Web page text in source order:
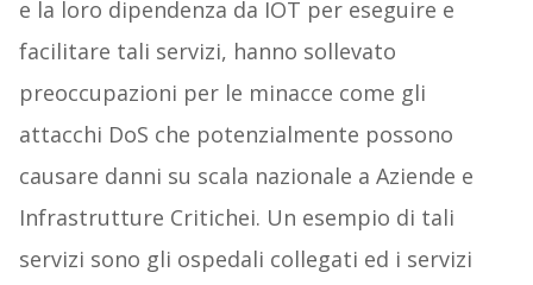
e la loro dipendenza da IOT per eseguire e
facilitare tali servizi, hanno sollevato
preoccupazioni per le minacce come gli
attacchi DoS che potenzialmente possono
causare danni su scala nazionale a Aziende e
Infrastrutture Critichei. Un esempio di tali
servizi sono gli ospedali collegati ed i servizi